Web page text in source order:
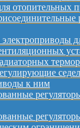
отопительных
к ним